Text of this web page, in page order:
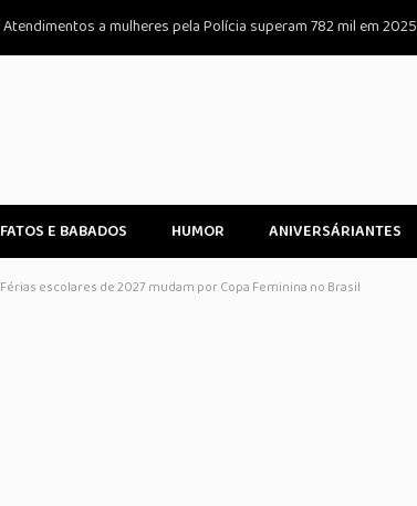
Atendimentos a mulheres pela Polícia superam 782 mil em 2025
FATOS E BABADOS HUMOR ANIVERSÁRIANTES
Férias escolares de 2027 mudam por Copa Feminina no Brasil